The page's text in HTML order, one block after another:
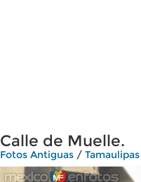
Calle de Muelle.
Fotos Antiguas / Tamaulipas